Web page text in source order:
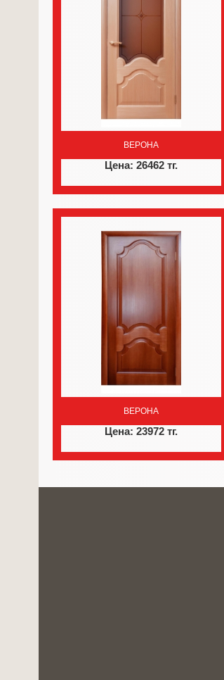
ВЕРОНА
Цена: 26462 тг.
ВЕРОНА
Цена: 23972 тг.